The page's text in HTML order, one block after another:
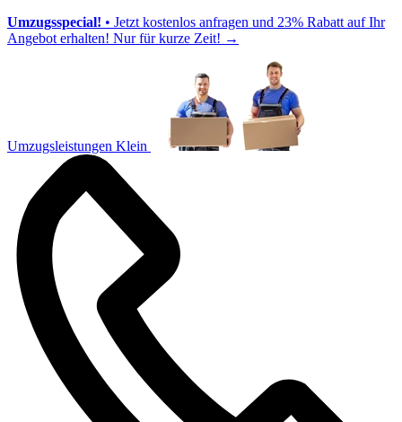
Umzugsspecial! • Jetzt kostenlos anfragen und 23% Rabatt auf Ihr
Angebot erhalten! Nur für kurze Zeit! →
Umzugsleistungen Klein